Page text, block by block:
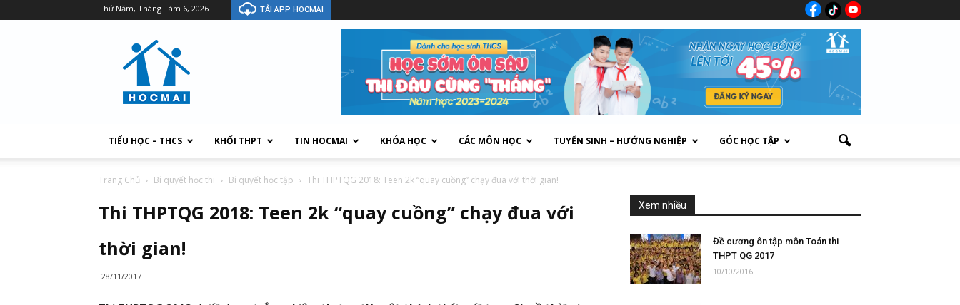
Thứ Năm, Tháng Tám 6, 2026 TẢI APP HOCMAI
TIỂU HỌC – THCS KHỐI THPT TIN HOCMAI KHÓA HỌC CÁC MÔN HỌC TUYỂN SINH – HƯỚNG NGHIỆP GÓC HỌC TẬP
Trang Chủ Bí quyết học thi Bí quyết học tập Thi THPTQG 2018: Teen 2k “quay cuồng” chạy đua với thời gian!
Thi THPTQG 2018: Teen 2k “quay cuồng” chạy đua với
thời gian!
28/11/2017
Xem nhiều
Đề cương ôn tập môn Toán thi
THPT QG 2017
10/10/2016